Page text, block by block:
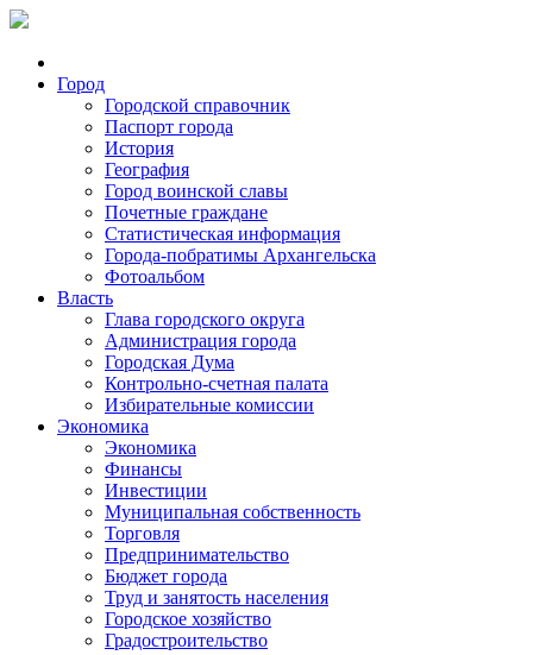
Город
Городской справочник
Паспорт города
История
География
Город воинской славы
Почетные граждане
Статистическая информация
Города-побратимы Архангельска
Фотоальбом
Власть
Глава городского округа
Администрация города
Городская Дума
Контрольно-счетная палата
Избирательные комиссии
Экономика
Экономика
Финансы
Инвестиции
Муниципальная собственность
Торговля
Предпринимательство
Бюджет города
Труд и занятость населения
Городское хозяйство
Градостроительство